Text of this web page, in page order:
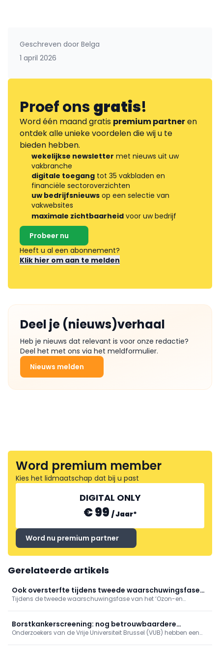
Geschreven door Belga
1 april 2026
Proef onsgratis!
Word één maand gratis premium partneren
ontdek alle unieke voordelen die wij u te
bieden hebben.
wekelijkse newsletter met nieuws uit uw
vakbranche
digitale toegang tot 35 vakbladen en
financiële sectoroverzichten
uw bedrijfsnieuws op een selectie van
vakwebsites
maximale zichtbaarheid voor uw bedrijf
Probeer nu
Heeft u al een abonnement?
Klik hier om aan te melden
Deel je (nieuws)verhaal
Heb je nieuws dat relevant is voor onze redactie?
Deel het met ons via het meldformulier.
Nieuws melden
Word premium member
Kies het lidmaatschap dat bij u past
DIGITAL ONLY
€ 99 /Jaar*
Word nu premium partner
Gerelateerde artikels
Ook oversterfte tijdens tweede waarschuwingsfase
'Ozon- en hitteplan'
Tijdens de tweede waarschuwingsfase van het ‘Ozon-en
hoewel beperkter dan tijdens de hittegolf eind juni.
Borstkankerscreening: nog betrouwbaardere
simulatiemodellen
Onderzoekers van de Vrije Universiteit Brussel (VUB) hebben een